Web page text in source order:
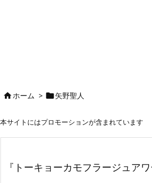
ホーム > 矢野聖人
本サイトにはプロモーションが含まれています
『トーキョーカモフラージュアワ